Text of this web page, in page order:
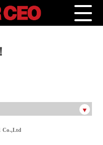
界での起業と挫折を経
Co.,Ltd